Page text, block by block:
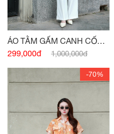
ÁO TẰM GẤM CANH CỐM
TÚI NGỰC
299,000đ 1,000,000đ
-70%